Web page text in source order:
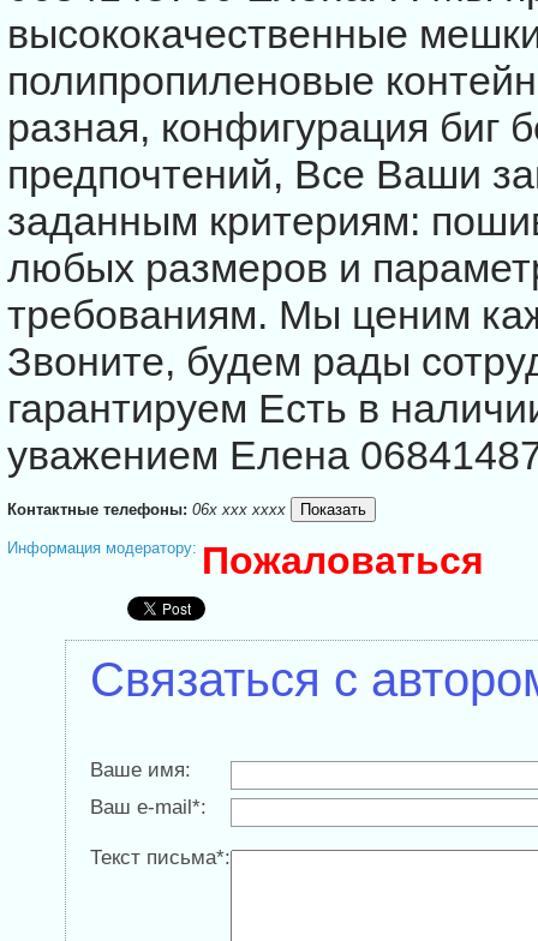
высококачественные
полипропиленовые
разная, конфигурация биг
предпочтений, Все Ваши
заданным критериям:
любых размеров и
требованиям. Мы ценим
Звоните, будем рады
гарантируем Есть в
уважением Елена
Контактные телефоны: 06x xxx xxxx
Информация модератору: Пожаловаться
Связаться с
Ваше имя:
Ваш e-mail*:
Текст письма*: